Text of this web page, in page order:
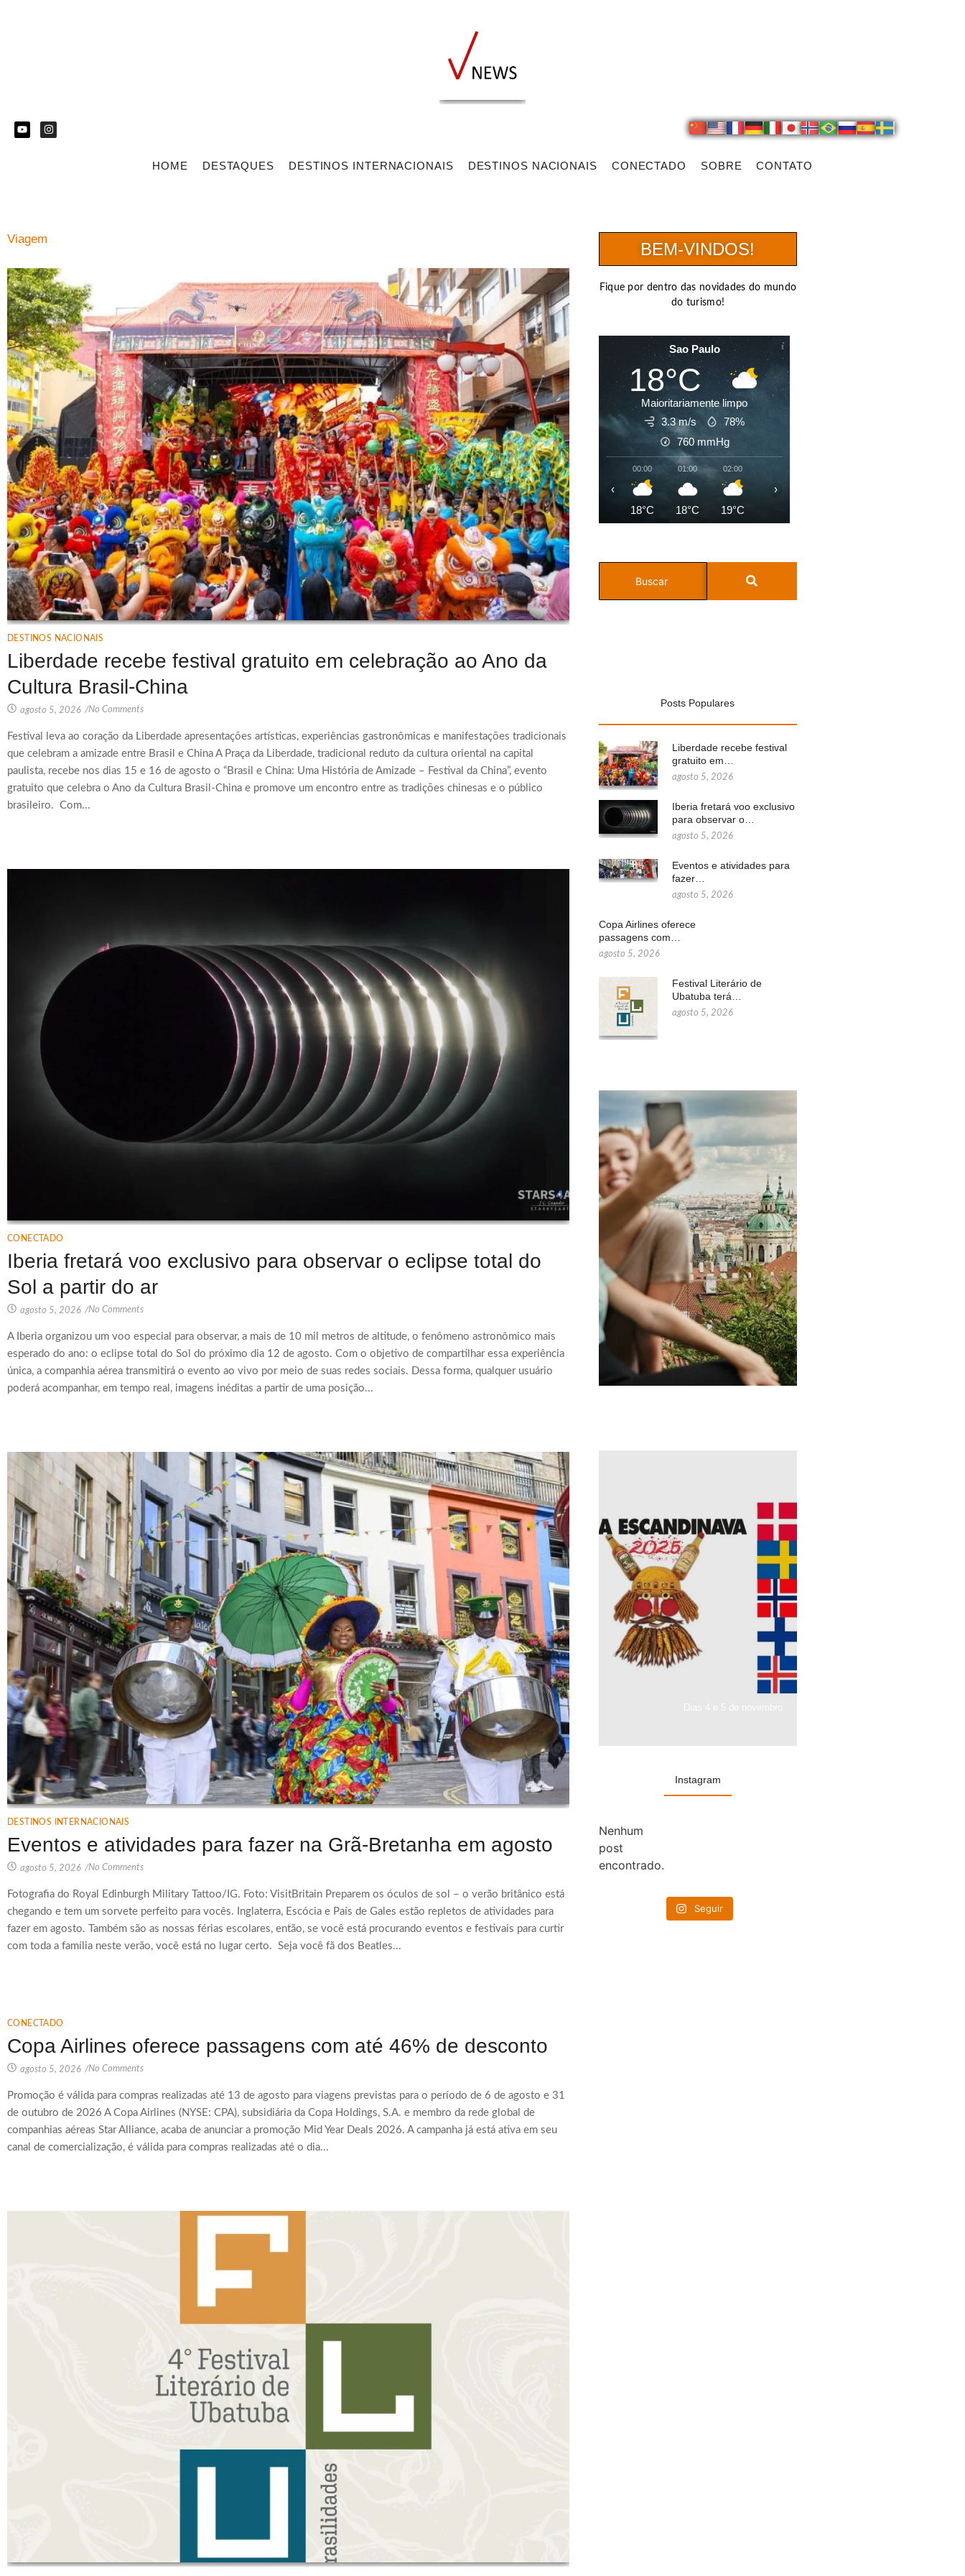
HOME DESTAQUES DESTINOS INTERNACIONAIS DESTINOS NACIONAIS CONECTADO SOBRE CONTATO
Viagem
DESTINOS NACIONAIS
Liberdade recebe festival gratuito em celebração ao Ano da
Cultura Brasil-China
agosto 5, 2026 /No Comments
Festival leva ao coração da Liberdade apresentações artísticas, experiências gastronômicas e manifestações tradicionais
que celebram a amizade entre Brasil e China A Praça da Liberdade, tradicional reduto da cultura oriental na capital
paulista, recebe nos dias 15 e 16 de agosto o “Brasil e China: Uma História de Amizade – Festival da China”, evento
gratuito que celebra o Ano da Cultura Brasil-China e promove um encontro entre as tradições chinesas e o público
brasileiro. Com...
CONECTADO
Iberia fretará voo exclusivo para observar o eclipse total do
Sol a partir do ar
agosto 5, 2026 /No Comments
A Iberia organizou um voo especial para observar, a mais de 10 mil metros de altitude, o fenômeno astronômico mais
esperado do ano: o eclipse total do Sol do próximo dia 12 de agosto. Com o objetivo de compartilhar essa experiência
única, a companhia aérea transmitirá o evento ao vivo por meio de suas redes sociais. Dessa forma, qualquer usuário
poderá acompanhar, em tempo real, imagens inéditas a partir de uma posição...
DESTINOS INTERNACIONAIS
Eventos e atividades para fazer na Grã-Bretanha em agosto
agosto 5, 2026 /No Comments
Fotografia do Royal Edinburgh Military Tattoo/IG. Foto: VisitBritain Preparem os óculos de sol – o verão britânico está
chegando e tem um sorvete perfeito para vocês. Inglaterra, Escócia e País de Gales estão repletos de atividades para
fazer em agosto. Também são as nossas férias escolares, então, se você está procurando eventos e festivais para curtir
com toda a família neste verão, você está no lugar certo. Seja você fã dos Beatles...
CONECTADO
Copa Airlines oferece passagens com até 46% de desconto
agosto 5, 2026 /No Comments
Promoção é válida para compras realizadas até 13 de agosto para viagens previstas para o período de 6 de agosto e 31
de outubro de 2026 A Copa Airlines (NYSE: CPA), subsidiária da Copa Holdings, S.A. e membro da rede global de
companhias aéreas Star Alliance, acaba de anunciar a promoção Mid Year Deals 2026. A campanha já está ativa em seu
canal de comercialização, é válida para compras realizadas até o dia...
BEM-VINDOS!
Fique por dentro das novidades do mundo
do turismo!
Sao Paulo
18°C
Maioritariamente limpo
3.3 m/s
78%
760 mmHg
00:00
18°C
01:00
18°C
02:00
19°C
‹ ›
Posts Populares
Liberdade recebe festival
gratuito em…
agosto 5, 2026
Iberia fretará voo exclusivo
para observar o…
agosto 5, 2026
Eventos e atividades para
fazer…
agosto 5, 2026
Copa Airlines oferece
passagens com…
agosto 5, 2026
Festival Literário de
Ubatuba terá…
agosto 5, 2026
Instagram
Nenhum
post
encontrado.
Seguir